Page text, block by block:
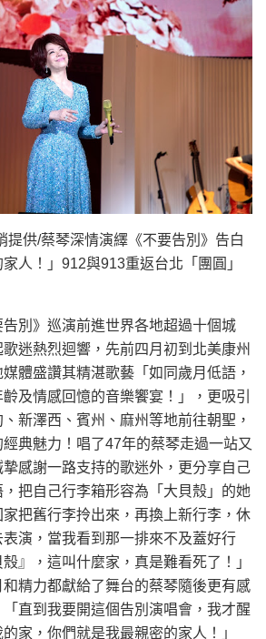
提供/蔡琴深情演繹《不要告別》告白
人！」912與913重返台北「團圓」
別》巡演前進世界各地超過十個城
迷熱烈迴響，先前四月初到北美康州
體盛讚其精湛歌藝「如同歲月低語，
及情感回憶的音樂饗宴！」，更吸引
新澤西、賓州、麻州等地前往朝聖，
典魅力！唱了47年的蔡琴走過一站又
感謝一路支持的歌迷外，更分享自己
，把自己行李箱形容為「大貝殼」的她
把舊行李拎出來，再換上新行李，休
演，當我看到那一排來不及蓋好行
』，這叫什麼家，真是難看死了！」
精力都獻給了舞台的蔡琴隨後更有感
直到我要開這個告別演唱會，我才醒
家，你們就是我最親密的家人！」